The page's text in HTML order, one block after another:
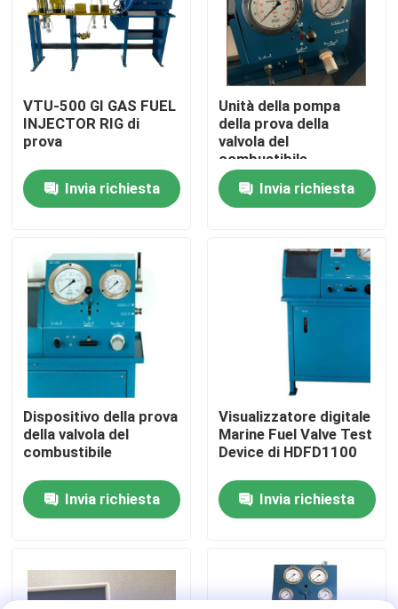
Prodotti
Video
Su di noi
Visita alla fabbrica
Controllo della qualità
Notizie
Chiedi un preventivo
Pompa pneumatica idraulica
VTU-500 GI GAS FUEL
INJECTOR RIG di
prova
Invia richiesta
Unità della pompa
della prova della
valvola del
combustibile
Invia richiesta
Dispositivo della prova
della valvola del
combustibile
Invia richiesta
Visualizzatore digitale
Marine Fuel Valve Test
Device di HDFD1100
Invia richiesta